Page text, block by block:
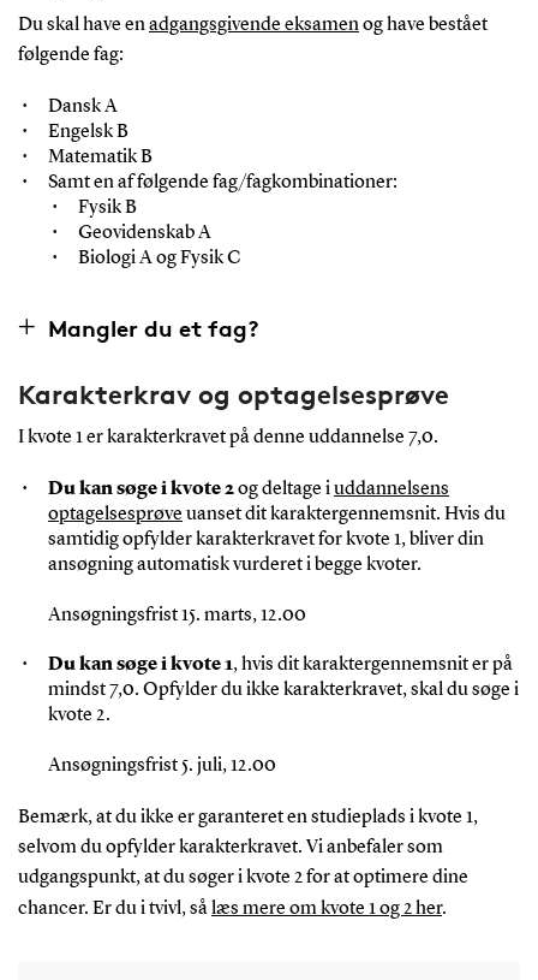
Du skal have enadgangsgivende eksamenog have bestået
følgende fag:
Dansk A
Engelsk B
Matematik B
Samt en af følgende fag/fagkombinationer:
Fysik B
Geovidenskab A
Biologi A og Fysik C
Mangler du et fag?
Karakterkrav og optagelsesprøve
I kvote 1 er karakterkravet på denne uddannelse 7,0.
Du kan søge i kvote 2og deltage iuddannelsens
optagelsesprøve uanset dit karaktergennemsnit. Hvis du
samtidig opfylder karakterkravet for kvote 1, bliver din
ansøgning automatisk vurderet i begge kvoter.
Ansøgningsfrist 15. marts, 12.00
Du kan søge i kvote 1, hvis dit karaktergennemsnit er på
mindst 7,0. Opfylder du ikke karakterkravet, skal du søge i
kvote 2.
Ansøgningsfrist 5. juli, 12.00
Bemærk, at du ikke er garanteret en studieplads i kvote 1,
selvom du opfylder karakterkravet. Vi anbefaler som
udgangspunkt, at du søger i kvote 2 for at optimere dine
chancer. Er du i tvivl, sålæs mere om kvote 1 og 2 her.